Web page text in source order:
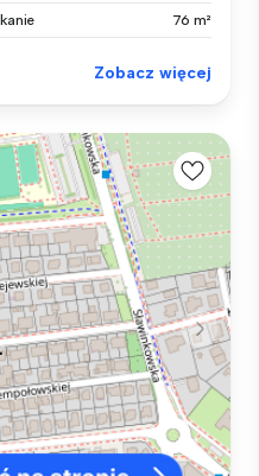
76 m²
Zobacz więcej